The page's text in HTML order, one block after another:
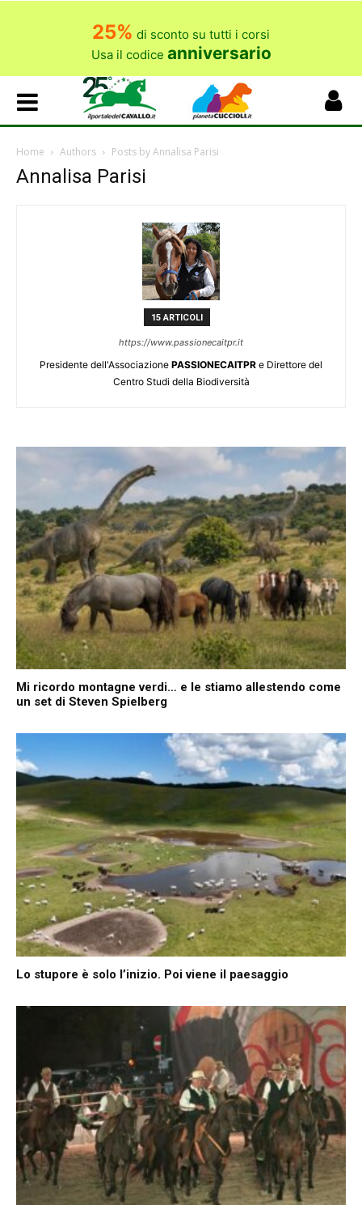
25% di sconto su tutti i corsi
Usa il codice anniversario
Home Authors Posts by Annalisa Parisi
Annalisa Parisi
15 ARTICOLI
https://www.passionecaitpr.it
Presidente dell'Associazione PASSIONECAITPR e Direttore del
Centro Studi della Biodiversità
Mi ricordo montagne verdi… e le stiamo allestendo come
un set di Steven Spielberg
Lo stupore è solo l’inizio. Poi viene il paesaggio